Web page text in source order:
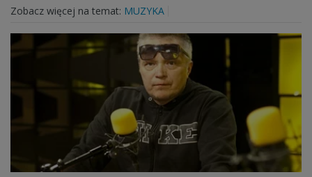
Zobacz więcej na temat: MUZYKA